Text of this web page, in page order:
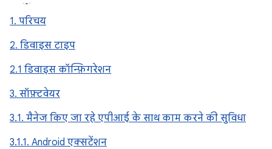
1. परिचय
2. डिवाइस टाइप
2.1 डिवाइस कॉन्फ़िगरेशन
3. सॉफ़्टवेयर
3.1. मैनेज किए जा रहे एपीआई के साथ काम करने की सुविधा
3.1.1. Android एक्सटेंशन